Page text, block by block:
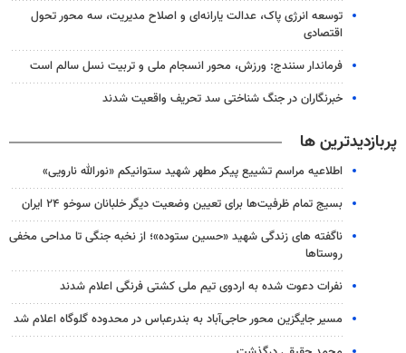
توسعه انرژی پاک، عدالت یارانه‌ای و اصلاح مدیریت، سه محور تحول
اقتصادی
فرماندار سنندج: ورزش، محور انسجام ملی و تربیت نسل سالم است
خبرنگاران در جنگ شناختی سد تحریف واقعیت شدند
پربازدیدترین ها
اطلاعیه مراسم تشییع پیکر مطهر شهید ستوانیکم «نورالله نارویی»
بسیج تمام ظرفیت‌ها برای تعیین وضعیت دیگر خلبانان سوخو ۲۴ ایران
ناگفته های زندگی شهید «حسین ستوده»؛ از نخبه جنگی تا مداحی مخفی
روستاها
نفرات دعوت شده به اردوی تیم ملی کشتی فرنگی اعلام شدند
مسیر جایگزین محور حاجی‌آباد به بندرعباس در محدوده گلوگاه اعلام شد